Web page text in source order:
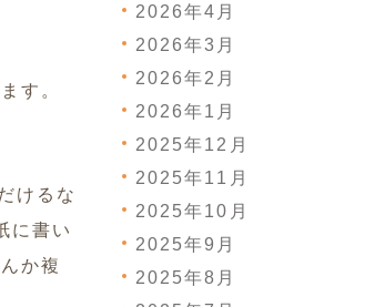
す。
けるな
に書い
か複
2026年4月
2026年3月
2026年2月
2026年1月
2025年12月
2025年11月
2025年10月
2025年9月
2025年8月